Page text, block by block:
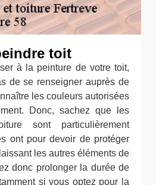
toit
à la peinture de votre toit,
de se renseigner auprès de
les couleurs autorisées
Donc, sachez que les
sont particulièrement
ont pour devoir de protéger
les autres éléments de
donc prolonger la durée de
si vous optez pour la